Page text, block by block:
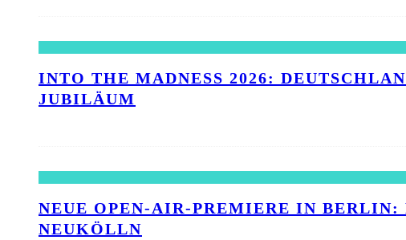
INTO THE MADNESS 2026:
UBILÄUM
NEUE OPEN-AIR-PREMIERE IN
NEUKÖLLN